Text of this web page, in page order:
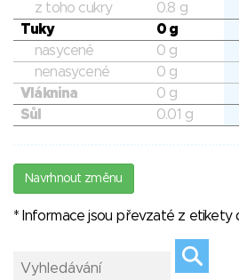
z toho cukry
0.8 g
Tuky
0 g
nasycené
0 g
nenasycené
0 g
Vláknina
0 g
Sůl
0.01 g
Navrhnout změnu
* Informace jsou převzaté z etikety